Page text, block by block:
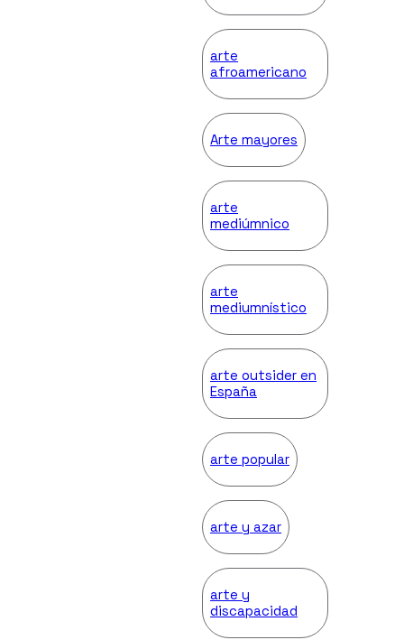
arte
afroamericano
Arte mayores
arte
mediúmnico
arte
mediumnístico
arte outsider en
España
arte popular
arte y azar
arte y
discapacidad